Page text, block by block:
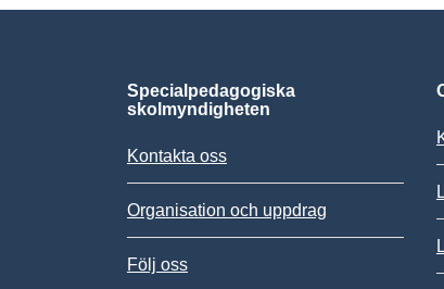
Specialpedagogiska
skolmyndigheten
Kontakta oss
Organisation och uppdrag
Följ oss